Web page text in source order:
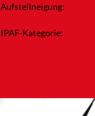
Aufstellneigung:
IPAF-Kategorie: